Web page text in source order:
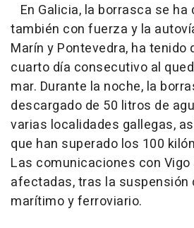
En Galicia, la borrasca se
también con fuerza y la
Marín y Pontevedra, ha tenido
cuarto día consecutivo al
mar. Durante la noche, la
descargado de 50 litros de
varias localidades gallegas,
que han superado los 100
Las comunicaciones con
afectadas, tras la suspensión
marítimo y ferroviario.